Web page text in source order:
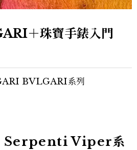
＋珠寶手錶入門
BVLGARI系列
Serpenti Viper系